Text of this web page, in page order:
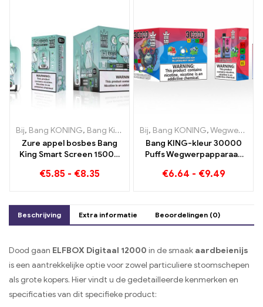
Bij, Bang KONING, Bang King Smart-scherm 15000 Bladerdeeg
Zure appel bosbes Bang
King Smart Screen 15000
dampervaring vol frisse
€5.85 - €8.35
Bij, Bang KONING,Wegwerp e-sigaretten Litouwen
Bang KING-kleur 30000
Puffs Wegwerpapparaat
perfecte combinatie van
watermeloen
€6.64 - €9.49
Beschrijving Extra informatie Beoordelingen (0)
Dood gaan ELFBOX Digitaal 12000 in de smaak aardbeienijs
is een aantrekkelijke optie voor zowel particuliere stoomschepen
als grote kopers. Hier vindt u de gedetailleerde kenmerken en
specificaties van dit specifieke product: